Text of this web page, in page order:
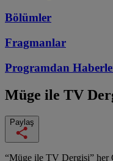
Bölümler
Fragmanlar
Programdan
Müge ile TV
Paylaş
“Müge ile TV Dergisi” her